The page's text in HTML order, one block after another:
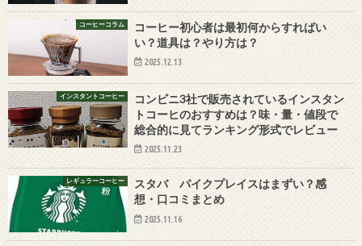
コーヒーコラム
コーヒー初心者は最初何からすればい
い？道具は？やり方は？
2025.12.13
インスタントコーヒー
コンビニ3社で販売されているインスタン
トコーヒのおすすめは？味・量・値段で
総合的に見てランキング形式でレビュー
2025.11.23
レギュラーコーヒー
スタバ パイクプレイスはまずい？感
想・口コミまとめ
2025.11.16